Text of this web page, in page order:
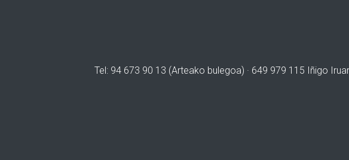
Tel: 94 673 90 13 (Arteako bulegoa) · 649 979 115 Iñigo